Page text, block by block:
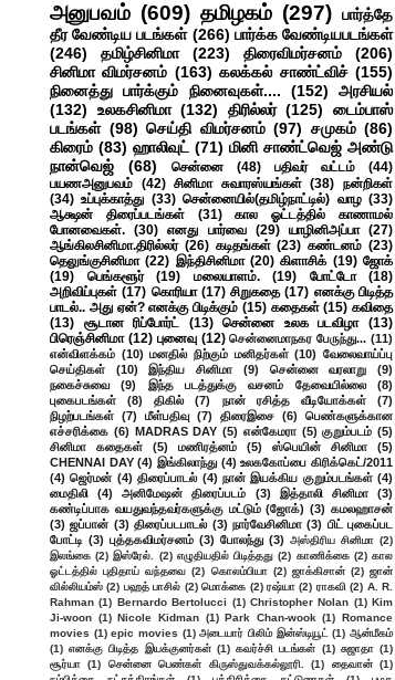
அனுபவம் (609) தமிழகம் (297) பார்த்தே
தீர வேண்டிய படங்கள் (266) பார்க்க வேண்டியபடங்கள்
(246)
தமிழ்சினிமா (223) திரைவிமர்சனம்
(206)
சினிமா விமர்சனம் (163) கலக்கல் சாண்ட்விச் (155)
நினைத்து பார்க்கும் நினைவுகள்....
(152)
அரசியல்
(132)
உலகசினிமா (132) திரில்லர் (125)
டைம்பாஸ்
படங்கள் (98) செய்தி விமர்சனம் (97) சமுகம் (86)
கிரைம் (83) ஹாலிவுட் (71) மினி சாண்ட்வெஜ் அண்டு
நான்வெஜ்
(68) சென்னை (48) பதிவர் வட்டம்
(44)
பயணஅனுபவம் (42) சினிமா சுவாரஸ்யங்கள் (38) நன்றிகள்
(34) உப்புக்காத்து (33) சென்னையில்(தமிழ்நாட்டில்) வாழ (33)
ஆக்ஷன் திரைப்படங்கள்
(31)
கால ஓட்டத்தில் காணாமல்
போனவைகள். (30) எனது பார்வை (29) யாழினிஅப்பா (27)
ஆங்கிலசினிமா.திரில்லர் (26) கடிதங்கள் (23) கண்டனம் (23)
தெலுங்குசினிமா (22) இந்திசினிமா (20) கிளாசிக் (19) ஜோக்
(19)
பெங்களூர் (19) மலையாளம். (19) போட்டோ
(18)
அறிவிப்புகள் (17) கொரியா (17) சிறுகதை (17) எனக்கு பிடித்த
பாடல்.. அது ஏன்? எனக்கு பிடிக்கும் (15) கதைகள் (15) கவிதை
(13)
சூடான ரிப்போர்ட் (13) சென்னை உலக படவிழா
(13)
பிரெஞ்சினிமா (12) புனைவு (12) சென்னைமாநகர பேருந்து... (11)
என்விளக்கம் (10) மனதில் நிற்கும் மனிதர்கள் (10) வேலைவாய்ப்பு
செய்திகள்
(10) இந்திய சினிமா (9) சென்னை வரலாறு
(9)
நகைச்சுவை
(9) இந்த படத்துக்கு வசனம் தேவையில்லை
(8)
புகைபடங்கள்
(8) திகில் (7) நான் ரசித்த வீடியோக்கள்
(7)
நிழற்படங்கள் (7) மீள்பதிவு (7) திரைஇசை (6)
பெண்களுக்கான
எச்சரிக்கை (6) MADRAS DAY (5) என்கேமரா (5) குறும்படம் (5)
சினிமா கதைகள்
(5) மணிரத்னம் (5) ஸ்பெயின் சினிமா
(5)
CHENNAI DAY (4) இங்கிலாந்து (4) உலககோப்பை கிரிக்கெட்/2011
(4) ஜெர்மன் (4) திரைப்பாடல் (4) நான் இயக்கிய குறும்படங்கள் (4)
மைதிலி
(4) அனிமேஷன் திரைப்படம் (3) இத்தாலி சினிமா
(3)
கண்டிப்பாக வயதுவந்தவர்களுக்கு மட்டும் (ஜோக்) (3) கமலஹாசன்
(3) ஜப்பான் (3) திரைப்படபாடல் (3) நார்வேசினிமா (3) பிட் புகைப்பட
போட்டி (3) புத்தகவிமர்சனம் (3) போலந்து (3) அஸ்திரிய சினிமா (2)
இலங்கை (2) இஸ்ரேல். (2) எழுதியதில் பிடித்தது (2) காணிக்கை (2) கால
ஓட்டத்தில் புதிதாய் வந்தவை (2) கொலம்பியா (2) ஜாக்கிசான் (2) ஜான்
வில்லியம்ஸ் (2) பஹத் பாசில் (2) மொக்கை (2) ரஷ்யா (2) ராகவி (2) A. R.
Rahman (1) Bernardo Bertolucci (1) Christopher Nolan (1) Kim
Ji-woon (1) Nicole Kidman (1) Park Chan-wook (1) Romance
movies (1) epic movies (1) அடையார் பிலிம் இன்ஸ்டியூட் (1) ஆன்மீகம்
(1) எனக்கு பிடித்த இயக்குனர்கள் (1) கவர்ச்சி படங்கள் (1) சுஜாதா (1)
சூர்யா (1) சென்னை பெண்கள் கிருஸ்துவக்கல்லூரி. (1) தைவான் (1)